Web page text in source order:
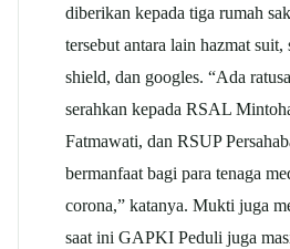
diberikan kepada tiga rumah
tersebut antara lain hazmat suit,
shield, dan googles. “Ada
serahkan kepada RSAL
Fatmawati, dan RSUP
bermanfaat bagi para tenaga
corona,” katanya. Mukti juga
saat ini GAPKI Peduli juga